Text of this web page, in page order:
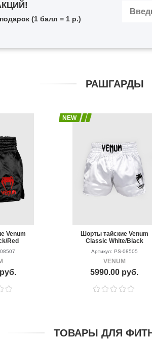
(1 балл = 1 р.)
РАШГАРДЫ
Venum
Red
NEW
Шорты тайские Venum
Classic White/Black
Артикул: PS-08505
VENUM
5990.00 руб.
ТОВАРЫ ДЛЯ